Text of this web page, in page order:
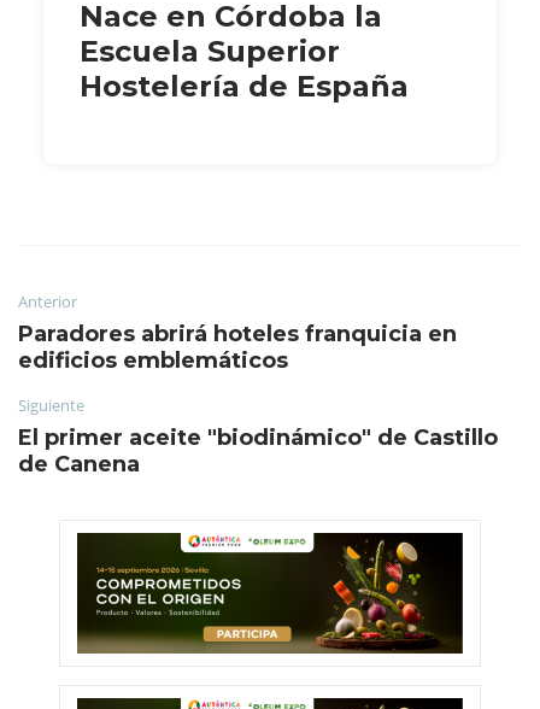
Nace en Córdoba la
Escuela Superior
Hostelería de España
Anterior
Paradores abrirá hoteles franquicia en
edificios emblemáticos
Siguiente
El primer aceite "biodinámico" de Castillo
de Canena